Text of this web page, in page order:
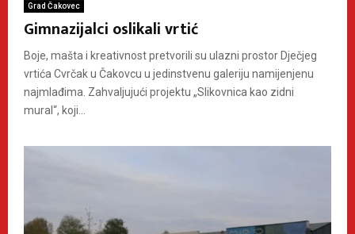
Grad Čakovec
Gimnazijalci oslikali vrtić
Boje, mašta i kreativnost pretvorili su ulazni prostor Dječjeg
vrtića Cvrčak u Čakovcu u jedinstvenu galeriju namijenjenu
najmlađima. Zahvaljujući projektu „Slikovnica kao zidni
mural“, koji...